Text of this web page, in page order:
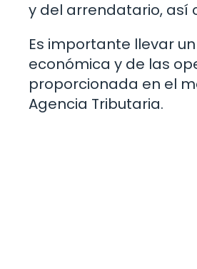
y del arrendatario, así
Es importante llevar
económica y de las
proporcionada en el
Agencia Tributaria.